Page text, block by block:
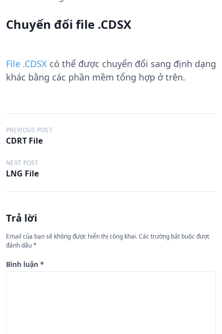
Chuyển đổi file .CDSX
File .CDSX có thể được chuyển đổi sang định dạng
khác bằng các phần mềm tổng hợp ở trên.
Đ
i
ề
u
h
ớ
n
g
b
PREVIOUS POST
CDRT File
NEXT POST
LNG File
Trả lời
Email của bạn sẽ không được hiển thị công khai.Các trường bắt buộc được
đánh dấu*
Bình luận *